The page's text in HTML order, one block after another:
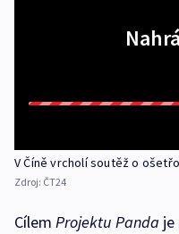
V Číně vrcholí soutěž o
Zdroj: ČT24
Cílem Projektu Panda